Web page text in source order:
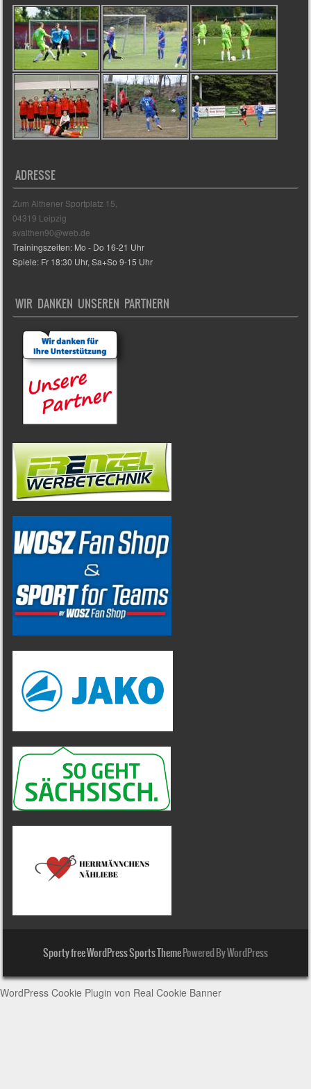
ADRESSE
Zum Althener Sportplatz 15,
04319 Leipzig
svalthen90@web.de
Trainingszeiten: Mo - Do 16-21 Uhr
Spiele: Fr 18:30 Uhr, Sa+So 9-15 Uhr
WIR DANKEN UNSEREN PARTNERN
Sporty free WordPress Sports ThemePowered By WordPress
WordPress Cookie Plugin von Real Cookie Banner